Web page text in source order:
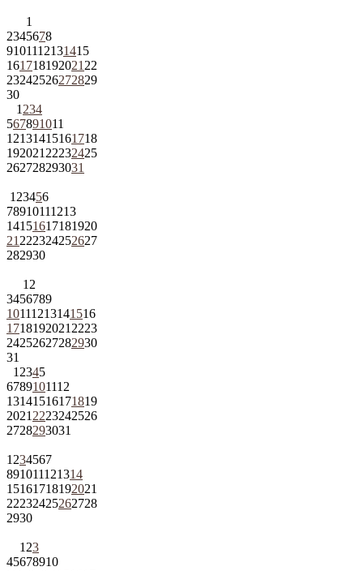
1
2345678
9101112131415
161718192021 22
23242526272829
30
1 234
567891011
12131415161718
192021 22232425
262728293031
1 23456
78910111213
14151617181920
21 222324252627
282930
1 2
3456789
10111213141516
1718192021 2223
24252627282930
31
1 2345
6789101112
13141516171819
2021 2223242526
2728293031
1 234567
891011121314
15161718192021
22232425262728
2930
1 23
45678910